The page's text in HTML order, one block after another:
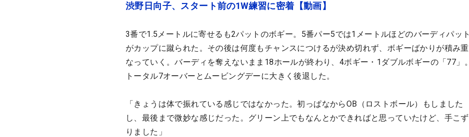
渋野日向子、スタート前の1W練習に密着【動画】
3番で1.5メートルに寄せるも2パットのボギー。5番パー5では1メートルほどのバーディパット
がカップに蹴られた。その後は何度もチャンスにつけるが決め切れず、ボギーばかりが積み重
なっていく。バーディを奪えないまま18ホールが終わり、4ボギー・1ダブルボギーの「77」。
トータル7オーバーとムービングデーに大きく後退した。
「きょうは体で振れている感じではなかった。初っぱなからOB（ロストボール）もしました
し、最後まで微妙な感じだった。グリーン上でもなんとかできればと思っていたけど、手こず
りました」